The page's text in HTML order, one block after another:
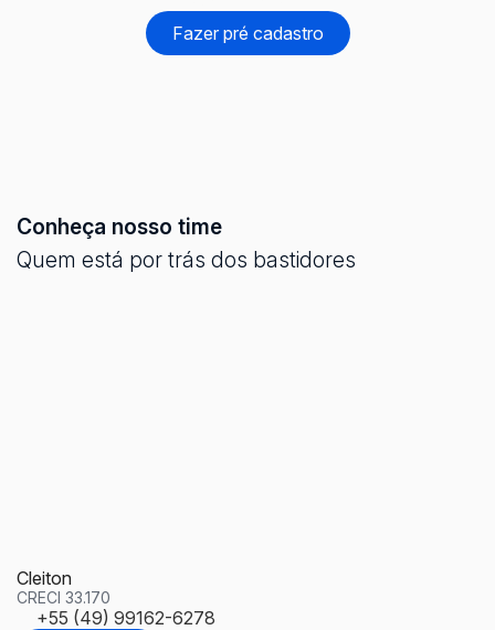
Fazer pré cadastro
Conheça nosso time
Quem está por trás dos bastidores
Cleiton
CRECI 33.170
+55 (49) 99162-6278